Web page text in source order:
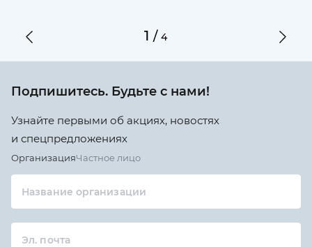
1 /4
Подпишитесь. Будьте с нами!
Узнайте первыми об акциях, новостях
и спецпредложениях
ОрганизацияЧастное лицо
Название организации
Эл. почта